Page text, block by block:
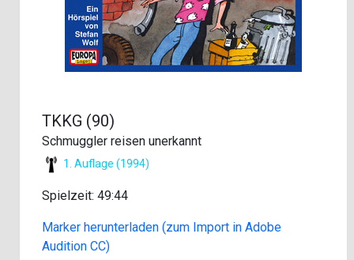
TKKG (90)
Schmuggler reisen unerkannt
1. Auflage (1994)
Spielzeit: 49:44
Marker herunterladen (zum Import in Adobe
Audition CC)